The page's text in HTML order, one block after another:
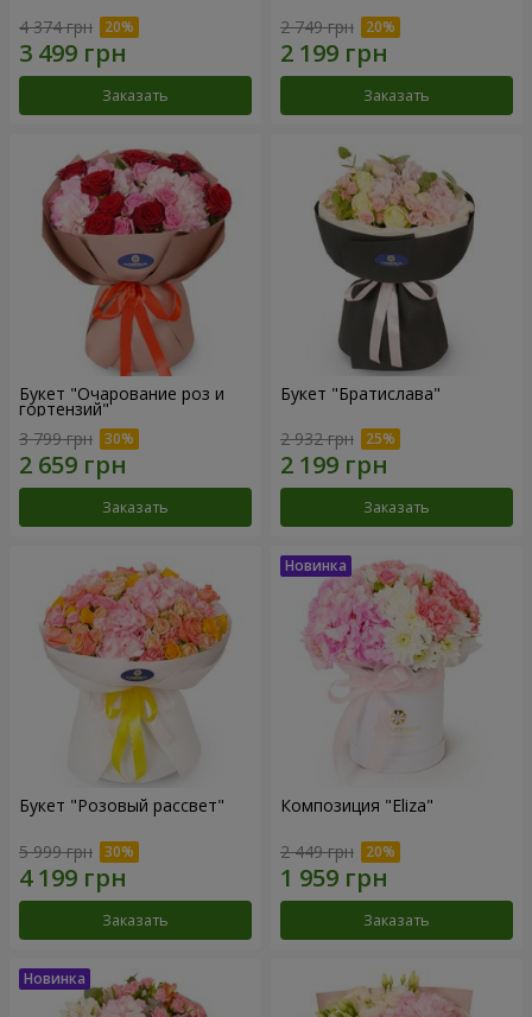
4 374 грн
Заказать
2 749 грн
Заказать
Букет "Очарование роз и
гортензий"
3 799 грн
Заказать
Букет "Братислава"
2 932 грн
Заказать
Букет "Розовый рассвет"
5 999 грн
Заказать
Композиция "Eliza"
2 449 грн
Заказать